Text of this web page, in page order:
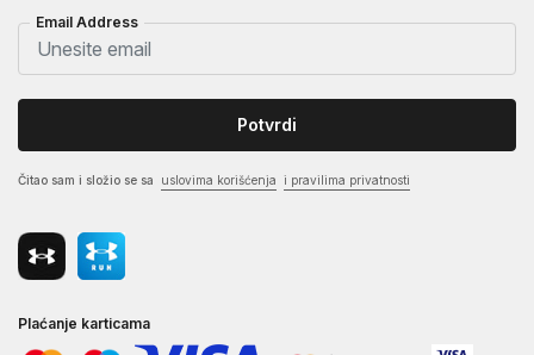
Email Address
Potvrdi
Čitao sam i složio se sa uslovima korišćenja i pravilima privatnosti
Plaćanje karticama